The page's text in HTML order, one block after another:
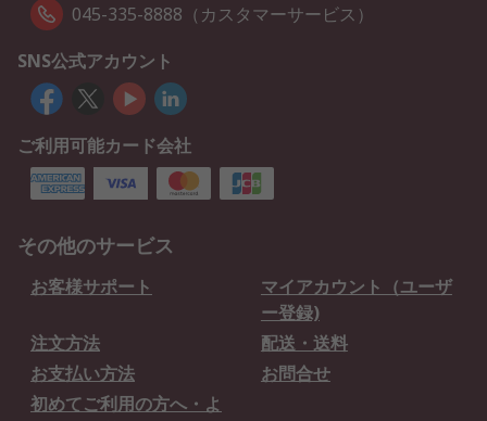
045-335-8888（カスタマーサービス）
SNS公式アカウント
ご利用可能カード会社
その他のサービス
お客様サポート
マイアカウント（ユーザ
ー登録)
注文方法
配送・送料
お支払い方法
お問合せ
初めてご利用の方へ・よ